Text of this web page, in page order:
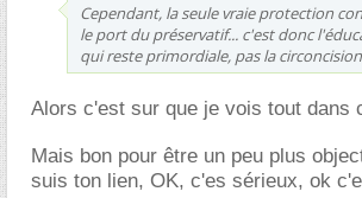
Cependant, la seule vraie protection
le port du préservatif... c'est donc
qui reste primordiale, pas la
Alors c'est sur que je vois tout dans
Mais bon pour être un peu plus
suis ton lien, OK, c'es sérieux, ok